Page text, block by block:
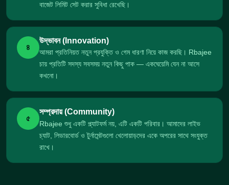
বাজেট লিমিট সেট করার সুবিধা রেখেছি।
৪
উদ্ভাবন (Innovation)
আমরা প্রতিনিয়ত নতুন প্রযুক্তি ও গেম ধারণা নিয়ে কাজ করছি। Rbajee
চায় প্রতিটি সদস্য সবসময় নতুন কিছু পাক — একঘেয়েমি যেন না আসে
কখনো।
৫
সম্প্রদায় (Community)
Rbajee শুধু একটি প্ল্যাটফর্ম নয়, এটি একটি পরিবার। আমাদের লাইভ
চ্যাট, লিডারবোর্ড ও টুর্নামেন্টগুলো খেলোয়াড়দের একে অপরের সাথে সংযুক্ত
রাখে।